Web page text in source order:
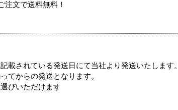
文で送料無料！
載されている発送日にて当社より発送いたします。
てからの発送となります。
びいただけます